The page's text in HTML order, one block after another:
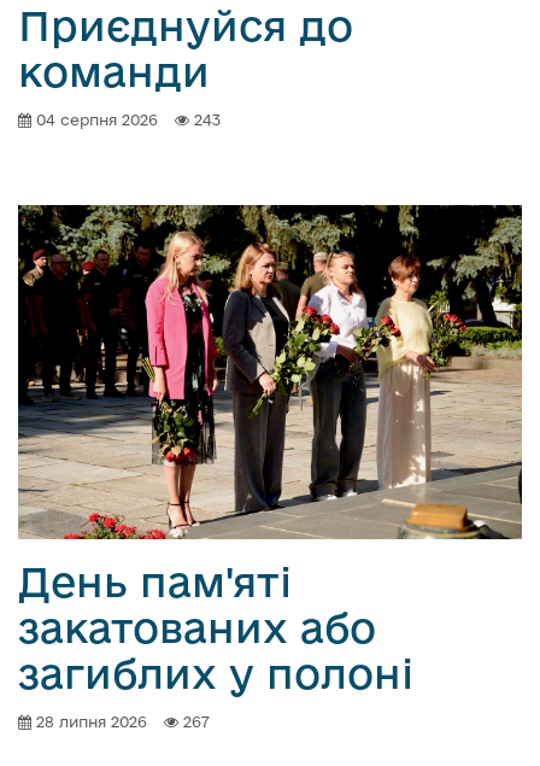
Приєднуйся до
команди
04 серпня 2026 243
День пам'яті
закатованих або
загиблих у полоні
28 липня 2026 267